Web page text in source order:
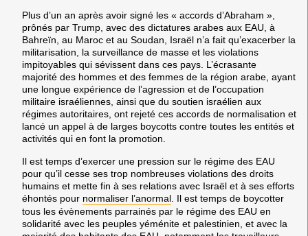
Plus d’un an après avoir signé les « accords d’Abraham »,
prônés par Trump, avec des dictatures arabes aux EAU, à
Bahreïn, au Maroc et au Soudan, Israël n’a fait qu’exacerber la
militarisation, la surveillance de masse et les violations
impitoyables qui sévissent dans ces pays. L’écrasante
majorité des hommes et des femmes de la région arabe, ayant
une longue expérience de l’agression et de l’occupation
militaire israéliennes, ainsi que du soutien israélien aux
régimes autoritaires, ont rejeté ces accords de normalisation et
lancé un appel à de larges boycotts contre toutes les entités et
activités qui en font la promotion.
Il est temps d’exercer une pression sur le régime des EAU
pour qu’il cesse ses trop nombreuses violations des droits
humains et mette fin à ses relations avec Israël et à ses efforts
éhontés pour normaliser l’anormal . Il est temps de boycotter
tous les évènements parrainés par le régime des EAU en
solidarité avec les peuples yéménite et palestinien, et avec la